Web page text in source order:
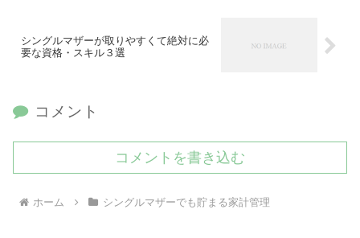
シングルマザーが取りやすくて絶対に必
要な資格・スキル３選
コメント
コメントを書き込む
ホーム シングルマザーでも貯まる家計管理